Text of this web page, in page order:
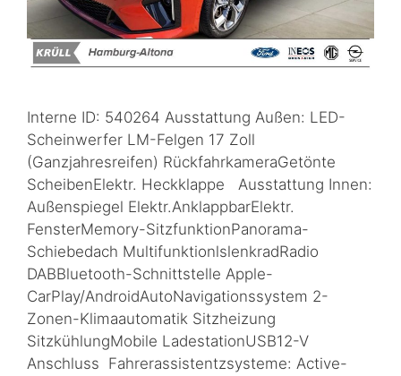
Interne ID: 540264 Ausstattung Außen: LED-
Scheinwerfer LM-Felgen 17 Zoll
(Ganzjahresreifen) RückfahrkameraGetönte
ScheibenElektr. Heckklappe Ausstattung Innen:
Außenspiegel Elektr.AnklappbarElektr.
FensterMemory-SitzfunktionPanorama-
Schiebedach MultifunktionlslenkradRadio
DABBluetooth-Schnittstelle Apple-
CarPlay/AndroidAutoNavigationssystem 2-
Zonen-Klimaautomatik Sitzheizung
SitzkühlungMobile LadestationUSB12-V
Anschluss Fahrerassistentzsysteme: Active-